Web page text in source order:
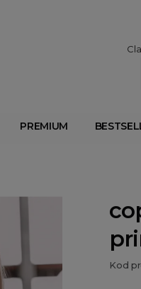
PREMIUM
Kod